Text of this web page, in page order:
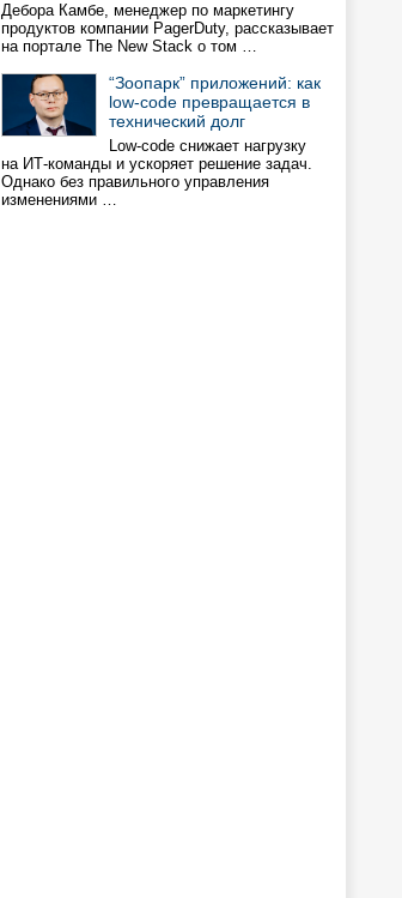
Дебора Камбе, менеджер по маркетингу
продуктов компании PagerDuty, рассказывает
на портале The New Stack о том …
“Зоопарк” приложений: как
low-code превращается в
технический долг
Low-code снижает нагрузку
на ИТ-команды и ускоряет решение задач.
Однако без правильного управления
изменениями …